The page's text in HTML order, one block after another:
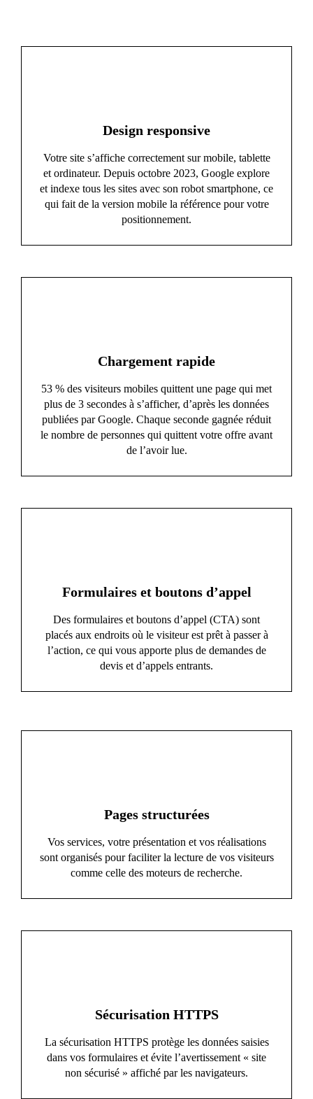
Design responsive
Votre site s’affiche correctement sur mobile, tablette
et ordinateur. Depuis octobre 2023, Google explore
et indexe tous les sites avec son robot smartphone, ce
qui fait de la version mobile la référence pour votre
positionnement.
Chargement rapide
53 % des visiteurs mobiles quittent une page qui met
plus de 3 secondes à s’afficher, d’après les données
publiées par Google. Chaque seconde gagnée réduit
le nombre de personnes qui quittent votre offre avant
de l’avoir lue.
Formulaires et boutons d’appel
Des formulaires et boutons d’appel (CTA) sont
placés aux endroits où le visiteur est prêt à passer à
l’action, ce qui vous apporte plus de demandes de
devis et d’appels entrants.
Pages structurées
Vos services, votre présentation et vos réalisations
sont organisés pour faciliter la lecture de vos visiteurs
comme celle des moteurs de recherche.
Sécurisation HTTPS
La sécurisation HTTPS protège les données saisies
dans vos formulaires et évite l’avertissement « site
non sécurisé » affiché par les navigateurs.